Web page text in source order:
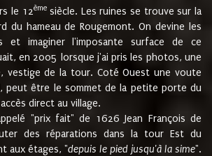
le 12èmesiècle. Les ruines se trouve sur la
du hameau de Rougemont. On devine les
et imaginer l'imposante surface de ce
en 2005 lorsque j'ai pris les photos, une
vestige de la tour. Coté Ouest une voute
peut être le sommet de la petite porte du
direct au village.
"prix fait" de 1626 Jean François de
des réparations dans la tour Est du
aux étages, "depuis le pied jusqu'à la sime".